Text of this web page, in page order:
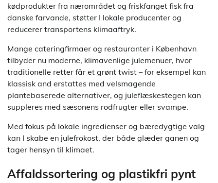
kødprodukter fra nærområdet og friskfanget fisk fra
danske farvande, støtter I lokale producenter og
reducerer transportens klimaaftryk.
Mange cateringfirmaer og restauranter i København
tilbyder nu moderne, klimavenlige julemenuer, hvor
traditionelle retter får et grønt twist – for eksempel kan
klassisk and erstattes med velsmagende
plantebaserede alternativer, og juleflæskestegen kan
suppleres med sæsonens rodfrugter eller svampe.
Med fokus på lokale ingredienser og bæredygtige valg
kan I skabe en julefrokost, der både glæder ganen og
tager hensyn til klimaet.
Affaldssortering og plastikfri pynt